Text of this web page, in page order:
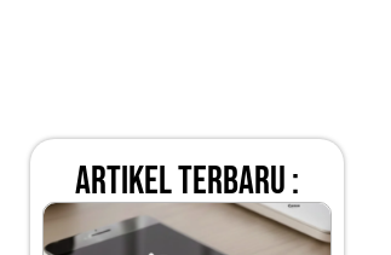
artikel terbaru :